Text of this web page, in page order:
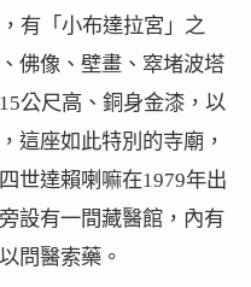
有「小布達拉宮」之
佛像、壁畫、窣堵波塔
公尺高、銅身金漆，以
這座如此特別的寺廟，
世達賴喇嘛在1979年出
設有一間藏醫館，內有
問醫索藥。